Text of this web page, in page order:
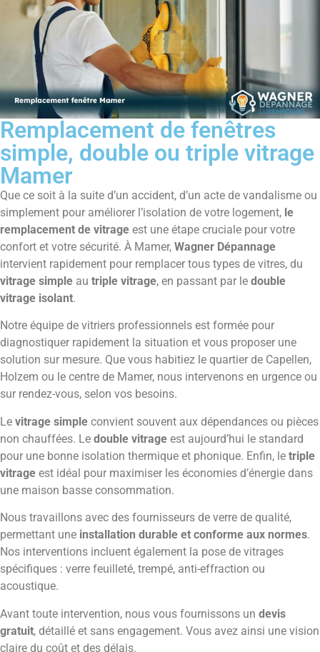
Remplacement de fenêtres
simple, double ou triple vitrage
Mamer
Que ce soit à la suite d’un accident, d’un acte de vandalisme ou
simplement pour améliorer l’isolation de votre logement, le
remplacement de vitrage est une étape cruciale pour votre
confort et votre sécurité. À Mamer, Wagner Dépannage
intervient rapidement pour remplacer tous types de vitres, du
vitrage simple au triple vitrage, en passant par le double
vitrage isolant.
Notre équipe de vitriers professionnels est formée pour
diagnostiquer rapidement la situation et vous proposer une
solution sur mesure. Que vous habitiez le quartier de Capellen,
Holzem ou le centre de Mamer, nous intervenons en urgence ou
sur rendez-vous, selon vos besoins.
Le vitrage simple convient souvent aux dépendances ou pièces
non chauffées. Le double vitrage est aujourd’hui le standard
pour une bonne isolation thermique et phonique. Enfin, le triple
vitrage est idéal pour maximiser les économies d’énergie dans
une maison basse consommation.
Nous travaillons avec des fournisseurs de verre de qualité,
permettant une installation durable et conforme aux normes.
Nos interventions incluent également la pose de vitrages
spécifiques : verre feuilleté, trempé, anti-effraction ou
acoustique.
Avant toute intervention, nous vous fournissons un devis
gratuit, détaillé et sans engagement. Vous avez ainsi une vision
claire du coût et des délais.